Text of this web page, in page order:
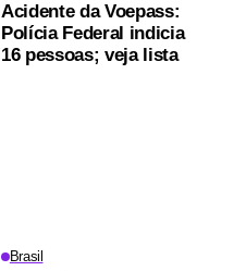
Acidente da Voepass:
Polícia Federal indicia
16 pessoas; veja lista
Brasil